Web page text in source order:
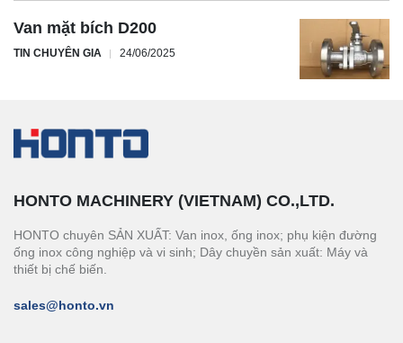
Van mặt bích D200
TIN CHUYÊN GIA 24/06/2025
HONTO MACHINERY (VIETNAM) CO.,LTD.
HONTO chuyên SẢN XUẤT: Van inox, ống inox; phụ kiện đường
ống inox công nghiệp và vi sinh; Dây chuyền sản xuất: Máy và
thiết bị chế biến.
sales@honto.vn